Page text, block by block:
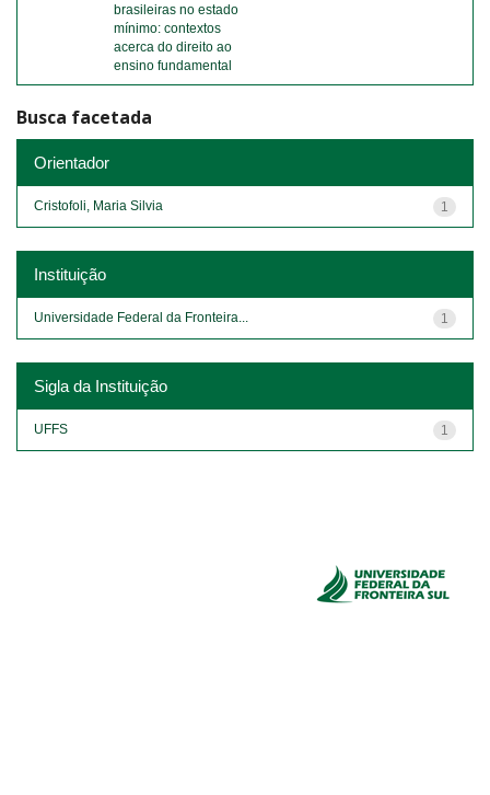
brasileiras no estado
mínimo: contextos
acerca do direito ao
ensino fundamental
Busca facetada
Orientador
1
Cristofoli, Maria Silvia
Instituição
1
Universidade Federal da Fronteira...
Sigla da Instituição
1
UFFS